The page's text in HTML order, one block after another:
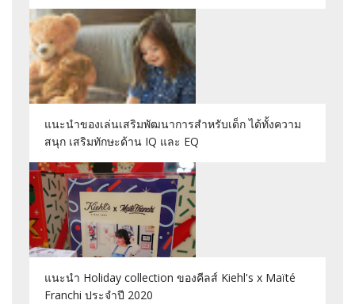
แนะนำของเล่นเสริมพัฒนาการสำหรับเด็ก ได้ทั้งความ
สนุก เสริมทักษะด้าน IQ และ EQ
แนะนำ Holiday collection ของคีลส์ Kiehl's x Maïté
Franchi ประจำปี 2020